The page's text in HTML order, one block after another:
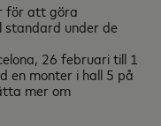
för att göra
standard under de
26 februari till 1
en monter i hall 5 på
mer om